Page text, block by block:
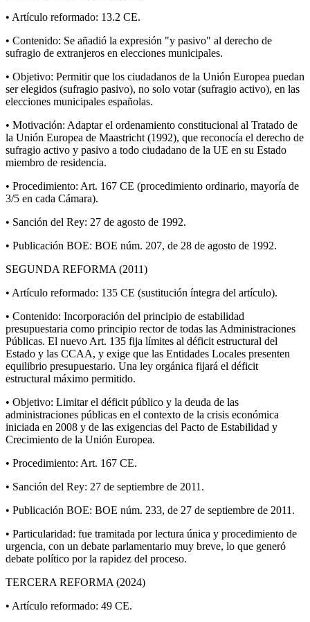
• Artículo reformado: 13.2 CE.
• Contenido: Se añadió la expresión "y pasivo" al derecho de
sufragio de extranjeros en elecciones municipales.
• Objetivo: Permitir que los ciudadanos de la Unión Europea puedan
ser elegidos (sufragio pasivo), no solo votar (sufragio activo), en las
elecciones municipales españolas.
• Motivación: Adaptar el ordenamiento constitucional al Tratado de
la Unión Europea de Maastricht (1992), que reconocía el derecho de
sufragio activo y pasivo a todo ciudadano de la UE en su Estado
miembro de residencia.
• Procedimiento: Art. 167 CE (procedimiento ordinario, mayoría de
3/5 en cada Cámara).
• Sanción del Rey: 27 de agosto de 1992.
• Publicación BOE: BOE núm. 207, de 28 de agosto de 1992.
SEGUNDA REFORMA (2011)
• Artículo reformado: 135 CE (sustitución íntegra del artículo).
• Contenido: Incorporación del principio de estabilidad
presupuestaria como principio rector de todas las Administraciones
Públicas. El nuevo Art. 135 fija límites al déficit estructural del
Estado y las CCAA, y exige que las Entidades Locales presenten
equilibrio presupuestario. Una ley orgánica fijará el déficit
estructural máximo permitido.
• Objetivo: Limitar el déficit público y la deuda de las
administraciones públicas en el contexto de la crisis económica
iniciada en 2008 y de las exigencias del Pacto de Estabilidad y
Crecimiento de la Unión Europea.
• Procedimiento: Art. 167 CE.
• Sanción del Rey: 27 de septiembre de 2011.
• Publicación BOE: BOE núm. 233, de 27 de septiembre de 2011.
• Particularidad: fue tramitada por lectura única y procedimiento de
urgencia, con un debate parlamentario muy breve, lo que generó
debate político por la rapidez del proceso.
TERCERA REFORMA (2024)
• Artículo reformado: 49 CE.